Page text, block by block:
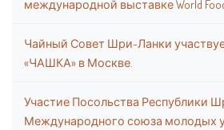
международной выставке World Food
Чайный Совет Шри-Ланки
«ЧАШКА» в Москве.
Участие Посольства Республики
Международного союза молодых